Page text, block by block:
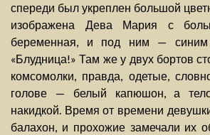
спереди был укреплен большой
изображена Дева Мария с
беременная, и под ним — синим
«Блудница!» Там же у двух бортов
комсомолки, правда, одетые,
голове — белый капюшон, а
накидкой. Время от времени
балахон, и прохожие замечали их